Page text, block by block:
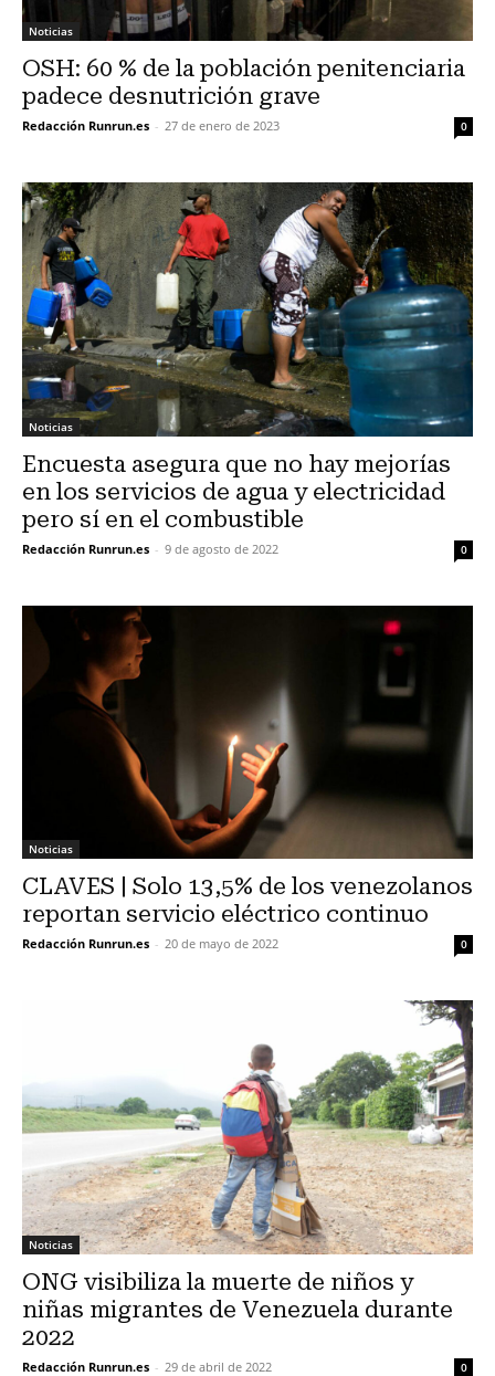
Noticias
OSH: 60 % de la población penitenciaria
padece desnutrición grave
Redacción Runrun.es - 27 de enero de 2023 0
Noticias
Encuesta asegura que no hay mejorías
en los servicios de agua y electricidad
pero sí en el combustible
Redacción Runrun.es - 9 de agosto de 2022 0
Noticias
CLAVES | Solo 13,5% de los venezolanos
reportan servicio eléctrico continuo
Redacción Runrun.es - 20 de mayo de 2022 0
Noticias
ONG visibiliza la muerte de niños y
niñas migrantes de Venezuela durante
2022
Redacción Runrun.es - 29 de abril de 2022 0